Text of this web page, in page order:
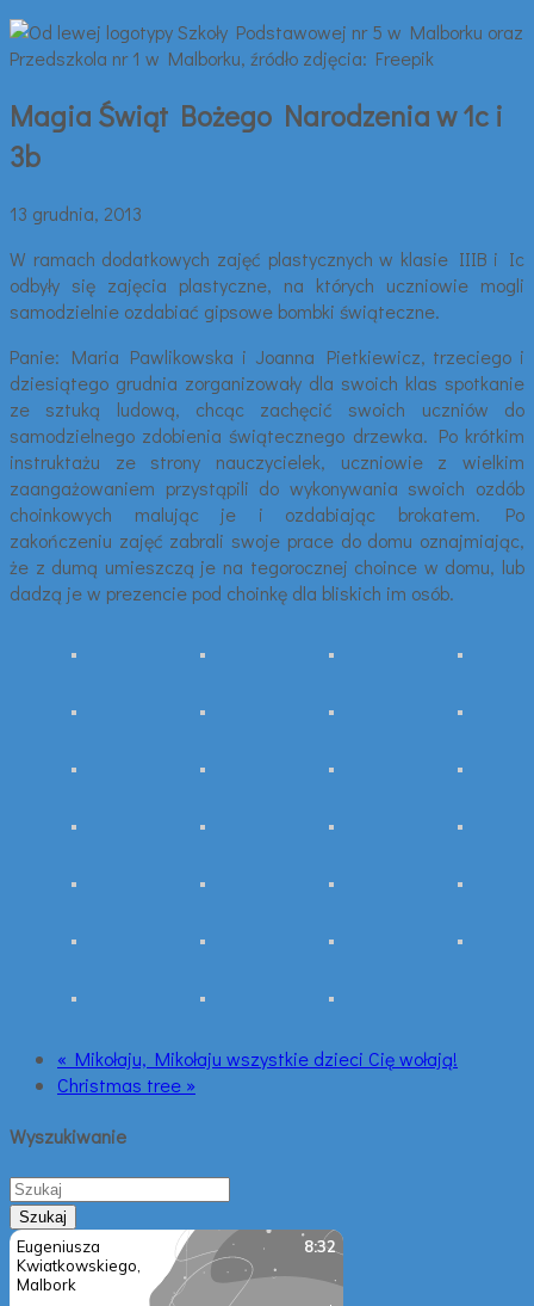
Magia Świąt Bożego Narodzenia w 1c i
3b
13 grudnia, 2013
W ramach dodatkowych zajęć plastycznych w klasie IIIB i Ic
odbyły się zajęcia plastyczne, na których uczniowie mogli
samodzielnie ozdabiać gipsowe bombki świąteczne.
Panie: Maria Pawlikowska i Joanna Pietkiewicz, trzeciego i
dziesiątego grudnia zorganizowały dla swoich klas spotkanie
ze sztuką ludową, chcąc zachęcić swoich uczniów do
samodzielnego zdobienia świątecznego drzewka. Po krótkim
instruktażu ze strony nauczycielek, uczniowie z wielkim
zaangażowaniem przystąpili do wykonywania swoich ozdób
choinkowych malując je i ozdabiając brokatem. Po
zakończeniu zajęć zabrali swoje prace do domu oznajmiając,
że z dumą umieszczą je na tegorocznej choince w domu, lub
dadzą je w prezencie pod choinkę dla bliskich im osób.
« Mikołaju, Mikołaju wszystkie dzieci Cię wołają!
Christmas tree »
Wyszukiwanie